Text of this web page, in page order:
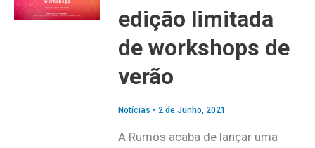
edição limitada
de workshops de
verão
Notícias • 2 de Junho, 2021
A Rumos acaba de lançar uma